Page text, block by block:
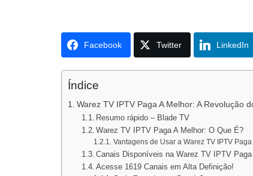
Facebook Twitter LinkedIn
Índice
Warez TV IPTV Paga A Melhor: A Revolução
Resumo rápido – Blade TV
Warez TV IPTV Paga A Melhor: O Que É?
Vantagens de Usar a Warez TV IPTV Paga
Canais Disponíveis na Warez TV IPTV Paga
Acesse 1619 Canais em Alta Definição!